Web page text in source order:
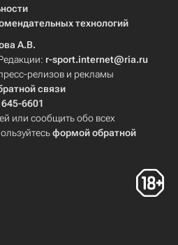
технологий
А.В.
r-sport.internet@ria.ru
релизов и рекламы
связи
6601
или сообщить обо всех
формой обратной